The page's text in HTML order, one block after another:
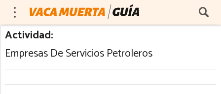
Actividad:
Empresas De Servicios Petroleros